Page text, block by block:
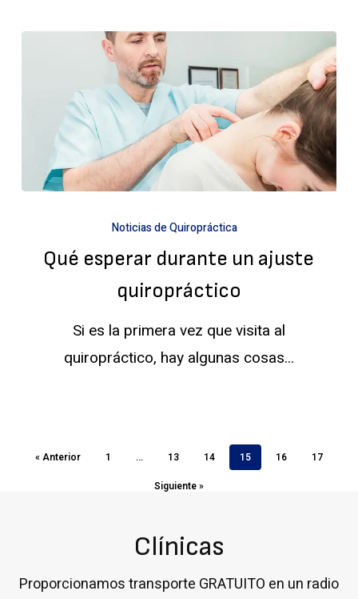
esperar
durante
un
quiropráctico
Noticias de Quiropráctica
Qué esperar durante un ajuste
quiropráctico
Si es la primera vez que visita al
quiropráctico, hay algunas cosas...
« Anterior 1 ... 13 14 15 16
17
Siguiente »
Clínicas
Proporcionamos transporte GRATUITO en un radio